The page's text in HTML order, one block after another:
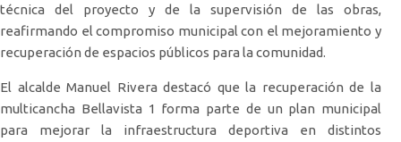
técnica del proyecto y de la supervisión de las obras,
reafirmando el compromiso municipal con el mejoramiento y
recuperación de espacios públicos para la comunidad.
El alcalde Manuel Rivera destacó que la recuperación de la
multicancha Bellavista 1 forma parte de un plan municipal
para mejorar la infraestructura deportiva en distintos